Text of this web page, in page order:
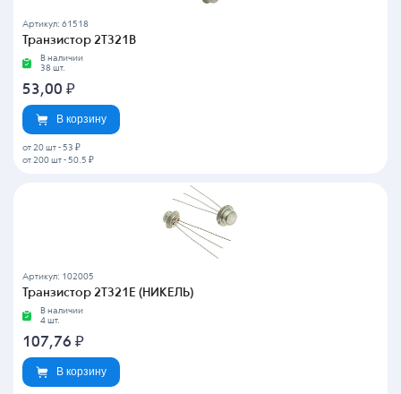
Артикул: 61518
Транзистор 2Т321В
В наличии
38 шт.
53,00 ₽
В корзину
от 20 шт - 53 ₽
от 200 шт - 50.5 ₽
Артикул: 102005
Транзистор 2Т321Е (НИКЕЛЬ)
В наличии
4 шт.
107,76 ₽
В корзину